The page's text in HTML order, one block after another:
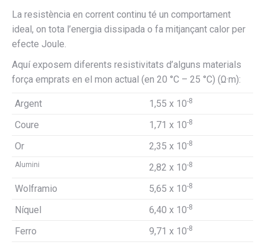
La resistència en corrent continu té un comportament
ideal, on tota l’energia dissipada o fa mitjançant calor per
efecte Joule.
Aquí exposem diferents resistivitats d’alguns materials
força emprats en el mon actual (en 20 °C – 25 °C) (Ω·m):
Argent 1,55 x 10-8
Coure 1,71 x 10-8
Or 2,35 x 10-8
Alumini 2,82 x 10-8
Wolframio 5,65 x 10-8
Níquel 6,40 x 10-8
Ferro 9,71 x 10-8